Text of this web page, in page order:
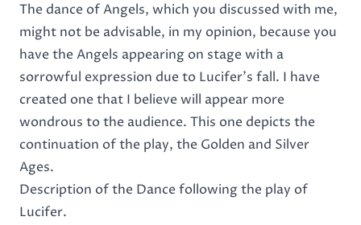
The dance of Angels, which you discussed with me,
might not be advisable, in my opinion, because you
have the Angels appearing on stage with a
sorrowful expression due to Lucifer's fall. I have
created one that I believe will appear more
wondrous to the audience. This one depicts the
continuation of the play, the Golden and Silver
Ages.
Description of the Dance following the play of
Lucifer.